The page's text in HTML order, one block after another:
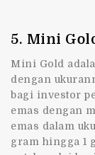
5. Mini
Mini Gold
dengan
bagi investor
emas dengan
emas dalam
gram hingga 1